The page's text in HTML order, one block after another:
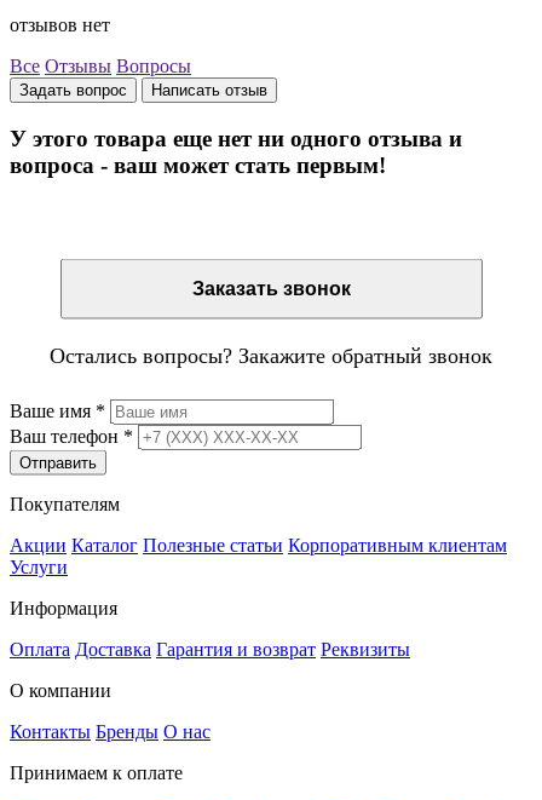
отзывов нет
Все Отзывы Вопросы
Задать вопрос Написать отзыв
У этого товара еще нет ни одного отзыва и
вопроса - ваш может стать первым!
Заказать звонок
Остались вопросы? Закажите обратный звонок
Ваше имя *
Ваш телефон *
Отправить
Покупателям
Акции Каталог Полезные статьи Корпоративным клиентам
Услуги
Информация
Оплата Доставка Гарантия и возврат Реквизиты
О компании
Контакты Бренды О нас
Принимаем к оплате